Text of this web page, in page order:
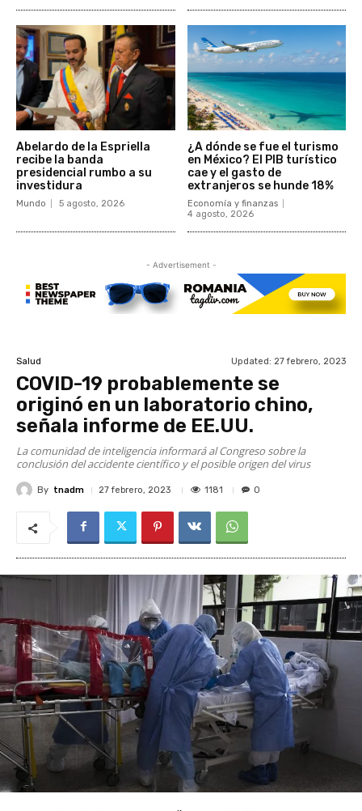
Abelardo de la Espriella
recibe la banda
presidencial rumbo a su
investidura
Mundo 5 agosto, 2026
¿A dónde se fue el turismo
en México? El PIB turístico
cae y el gasto de
extranjeros se hunde 18%
Economía y finanzas
4 agosto, 2026
- Advertisement -